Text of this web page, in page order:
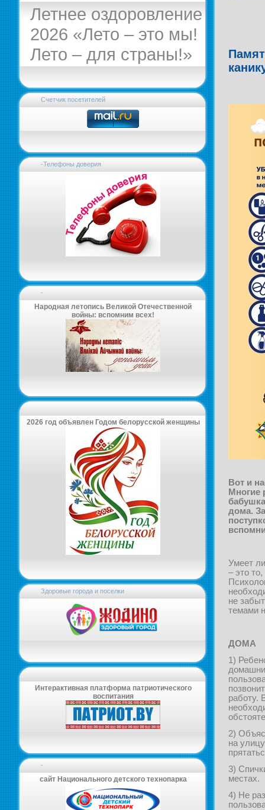
Летнее оздоровление
2026 «Лето – это мы!
Лето – для страны!»
Счетчик посетителей
-Телефоны доверия
-
Народная летопись Великой Отечественной
войны: вспомним всех!
2026 год объявлен Годом белорусской женщины
Здоровые города и поселки
Интерактивная платформа патриотического
воспитания
-
сайт Национального детского технопарка
Вот и
Многие
дома.
Умеет
– это
не
темами
ДОМА
1)
работу.
2)
на
3)
местах.
4) Не